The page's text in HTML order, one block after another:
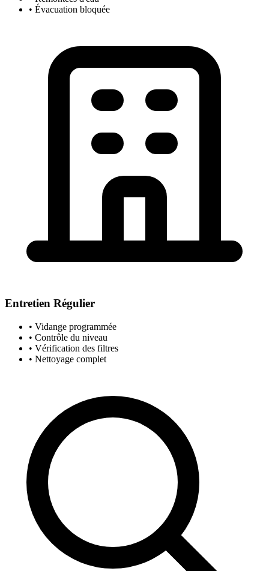
• Évacuation bloquée
Entretien Régulier
• Vidange programmée
• Contrôle du niveau
• Vérification des filtres
• Nettoyage complet